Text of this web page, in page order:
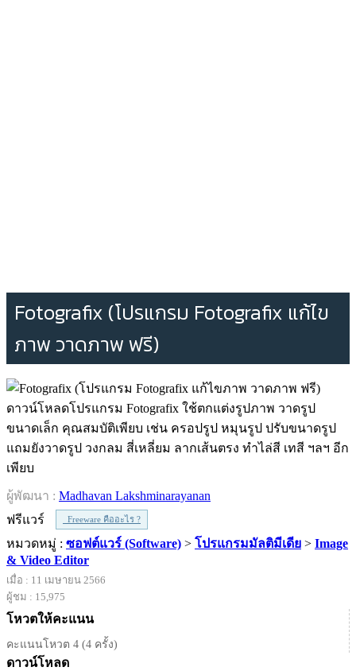
Fotografix (โปรแกรม Fotografix แก้ไข
ภาพ วาดภาพ ฟรี)
ดาวน์โหลดโปรแกรม Fotografix ใช้ตกแต่งรูปภาพ วาดรูป
ขนาดเล็ก คุณสมบัติเพียบ เช่น ครอปรูป หมุนรูป ปรับขนาดรูป
แถมยังวาดรูป วงกลม สี่เหลี่ยม ลากเส้นตรง ทำไล่สี เทสี ฯลฯ อีก
เพียบ
ผู้พัฒนา : Madhavan Lakshminarayanan
ฟรีแวร์
Freeware คืออะไร ?
หมวดหมู่ : ซอฟต์แวร์ (Software) > โปรแกรมมัลติมีเดีย > Image
& Video Editor
เมื่อ : 11 เมษายน 2566
ผู้ชม : 15,975
โหวตให้คะแนน
คะแนนโหวต 4 (4 ครั้ง)
ดาวน์โหลด